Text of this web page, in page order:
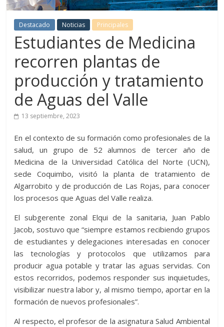
Destacado Noticias Principales
Estudiantes de Medicina
recorren plantas de
producción y tratamiento
de Aguas del Valle
13 septiembre, 2023
En el contexto de su formación como profesionales de la
salud, un grupo de 52 alumnos de tercer año de
Medicina de la Universidad Católica del Norte (UCN),
sede Coquimbo, visitó la planta de tratamiento de
Algarrobito y de producción de Las Rojas, para conocer
los procesos que Aguas del Valle realiza.
El subgerente zonal Elqui de la sanitaria, Juan Pablo
Jacob, sostuvo que “siempre estamos recibiendo grupos
de estudiantes y delegaciones interesadas en conocer
las tecnologías y protocolos que utilizamos para
producir agua potable y tratar las aguas servidas. Con
estos recorridos, podemos responder sus inquietudes,
visibilizar nuestra labor y, al mismo tiempo, aportar en la
formación de nuevos profesionales”.
Al respecto, el profesor de la asignatura Salud Ambiental